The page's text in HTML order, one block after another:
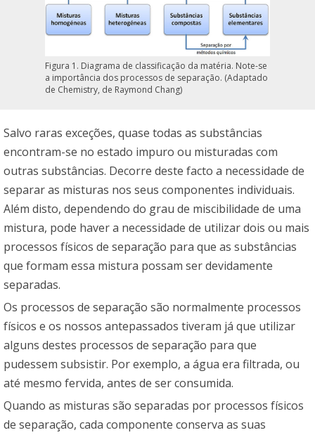
Figura 1. Diagrama de classificação da matéria. Note-se
a importância dos processos de separação. (Adaptado
de Chemistry, de Raymond Chang)
Salvo raras exceções, quase todas as substâncias
encontram-se no estado impuro ou misturadas com
outras substâncias. Decorre deste facto a necessidade de
separar as misturas nos seus componentes individuais.
Além disto, dependendo do grau de miscibilidade de uma
mistura, pode haver a necessidade de utilizar dois ou mais
processos físicos de separação para que as substâncias
que formam essa mistura possam ser devidamente
separadas.
Os processos de separação são normalmente processos
físicos e os nossos antepassados tiveram já que utilizar
alguns destes processos de separação para que
pudessem subsistir. Por exemplo, a água era filtrada, ou
até mesmo fervida, antes de ser consumida.
Quando as misturas são separadas por processos físicos
de separação, cada componente conserva as suas